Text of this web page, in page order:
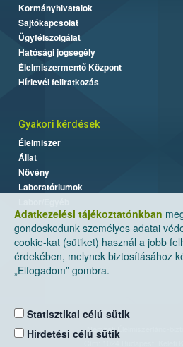
Adatkezelési tájékoztatónkban
gondoskodunk személyes adatai
cookie-kat (sütiket) használ a jobb
érdekében, melynek biztosításához
„Elfogadom” gombra.
Statisztikai célú sütik
Hirdetési célú sütik
Kormányhivatalok
Sajtókapcsolat
Ügyfélszolgálat
Hatósági jogsegély
Élelmiszermentő Központ
Hírlevél feliratkozás
Gyakori kérdések
Élelmiszer
Állat
Növény
Laboratóriumok
Nemzeti Élelmiszerlánc-